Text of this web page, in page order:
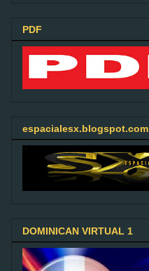
PDF
espacialesx.blogspot.com
DOMINICAN VIRTUAL 1